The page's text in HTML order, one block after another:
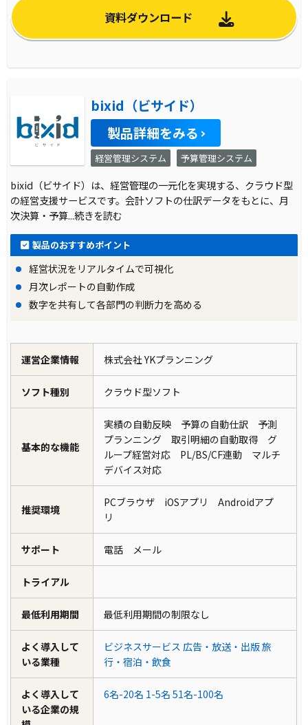
資料ダウンロード
bixid（ビサイド）
製品詳細をみる
経営管理システム 予算管理システム
bixid（ビサイド）は、経営管理の一元化を実現する、クラウド型
の経営支援サービスです。会計ソフトの仕訳データをもとに、月
次決算・予算...続きを読む
製品のおすすめポイント
経営状況をリアルタイムで可視化
月次レポートの自動作成
数字を共有して各部門の判断力を高める
運営企業情報 株式会社 YKプランニング
ソフト種別 クラウド型ソフト
基本的な機能
実績の自動反映 予算の自動仕訳 予測
プランニング 取引明細の自動取得 グ
ループ経営対応 PL/BS/CF連動 マルチ
デバイス対応
推奨環境
PCブラウザ iOSアプリ Androidアプ
リ
サポート 電話 メール
トライアル
最低利用期間 最低利用期間の制限なし
よく導入して
いる業種
ビジネスサービス 広告・放送・出版旅
行・宿泊・飲食
よく導入して
いる企業の規
6名-20名 1-5名 51名-100名